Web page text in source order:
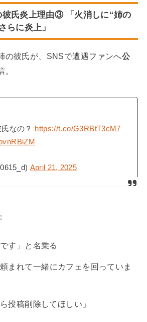
彼氏炎上理由③ 「火消しに“姉の
らに炎上」
の彼氏が、SNSで遭遇ファンへ公
。
なの？
https://t.co/G3RBtT3cM7
April 21, 2025
す」と名乗る
まれて一緒にカフェを回っていま
投稿削除してほしい」